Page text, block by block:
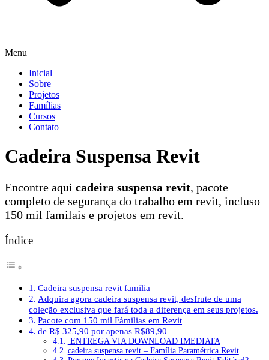
Menu
Inicial
Sobre
Projetos
Famílias
Cursos
Contato
Cadeira Suspensa Revit
Encontre aqui cadeira suspensa revit, pacote
completo de segurança do trabalho em revit, incluso
150 mil familais e projetos em revit.
Índice
Cadeira suspensa revit familia
Adquira agora cadeira suspensa revit, desfrute de uma
coleção exclusiva que fará toda a diferença em seus projetos.
Pacote com 150 mil Fámilias em Revit
de R$ 325,90 por apenas R$89,90
ENTREGA VIA DOWNLOAD IMEDIATA
cadeira suspensa revit – Família Paramétrica Revit